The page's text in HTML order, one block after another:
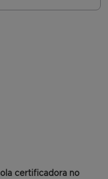
certificadora no